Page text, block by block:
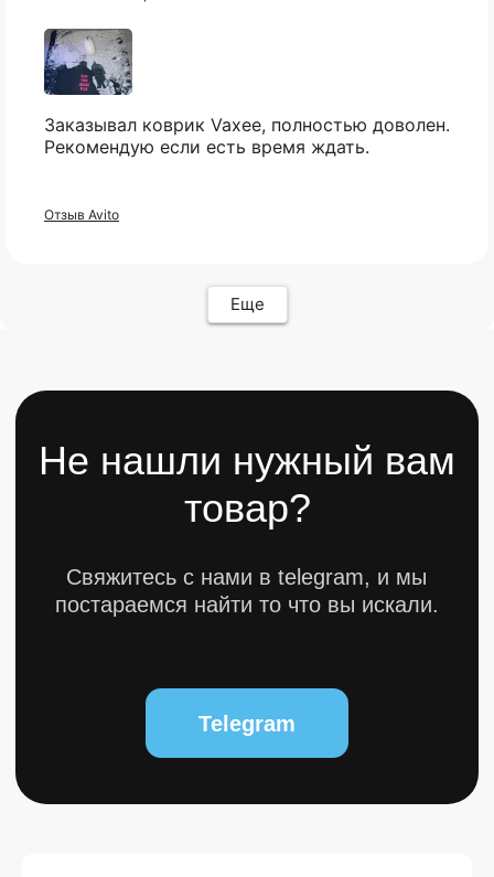
0
Заказывал коврик Vaxee, полностью доволен.
Рекомендую если есть время ждать.
Отзыв Avito
Еще
© 2025 bytestorm. All rights reserved.
Комплектующие
Кресла
Все товары ↵